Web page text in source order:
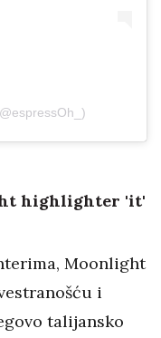
highlighter 'it'
Moonlight
i
talijansko